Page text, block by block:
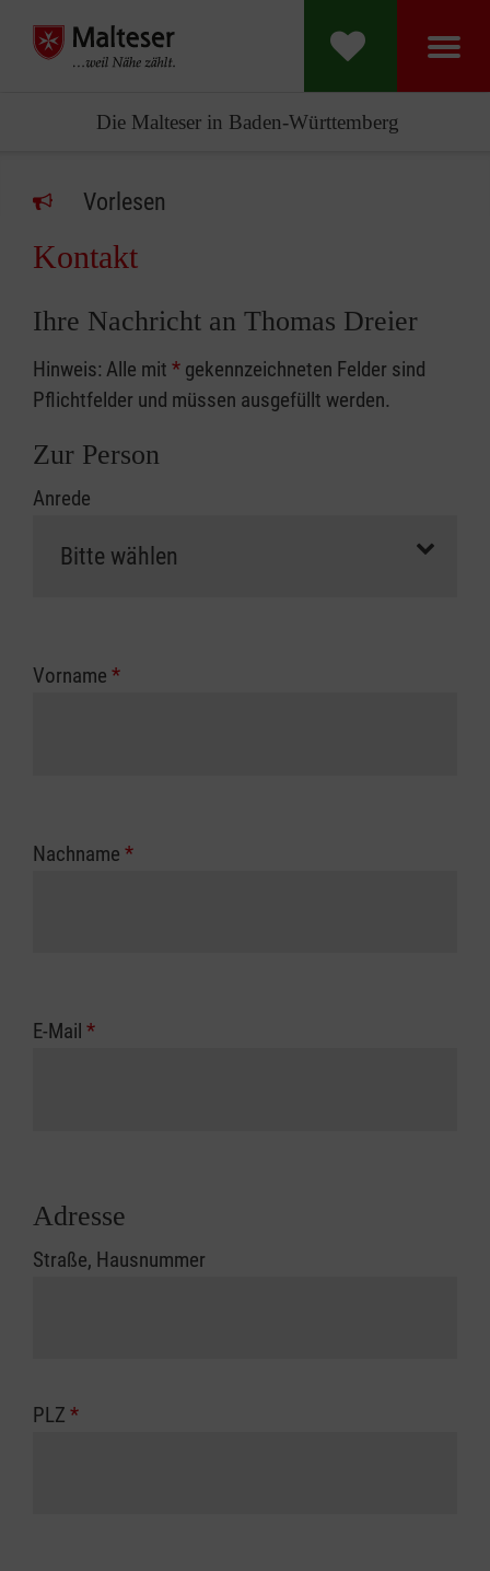
Die Malteser in Baden-Württemberg
Vorlesen
Kontakt
Ihre Nachricht an Thomas Dreier
Hinweis: Alle mit * gekennzeichneten Felder sind
Pflichtfelder und müssen ausgefüllt werden.
Zur Person
Anrede
Vorname *
Nachname *
E-Mail *
Adresse
Straße, Hausnummer
PLZ *